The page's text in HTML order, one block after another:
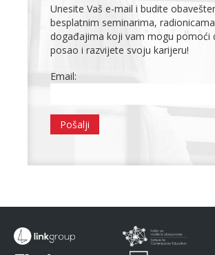
Unesite Vaš e-mail i budite
besplatnim seminarima,
događajima koji vam mogu pomoći
posao i razvijete svoju karijeru!
Email: